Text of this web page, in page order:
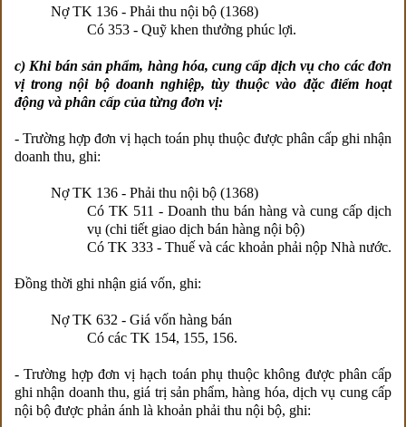
Nợ TK 136 - Phải thu nội bộ (1368)
Có 353 - Quỹ khen thưởng phúc lợi.
c) Khi bán sản phẩm, hàng hóa, cung cấp dịch vụ cho các đơn
vị trong nội bộ doanh nghiệp, tùy thuộc vào đặc điểm hoạt
động và phân cấp của từng đơn vị:
- Trường hợp đơn vị hạch toán phụ thuộc được phân cấp ghi nhận
doanh thu, ghi:
Nợ TK 136 - Phải thu nội bộ (1368)
Có TK 511 - Doanh thu bán hàng và cung cấp dịch
vụ (chi tiết giao dịch bán hàng nội bộ)
Có TK 333 - Thuế và các khoản phải nộp Nhà nước.
Đồng thời ghi nhận giá vốn, ghi:
Nợ TK 632 - Giá vốn hàng bán
Có các TK 154, 155, 156.
- Trường hợp đơn vị hạch toán phụ thuộc không được phân cấp
ghi nhận doanh thu, giá trị sản phẩm, hàng hóa, dịch vụ cung cấp
nội bộ được phản ánh là khoản phải thu nội bộ, ghi: